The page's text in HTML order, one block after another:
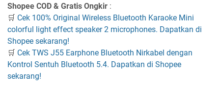
Shopee COD & Gratis Ongkir :
🛒 Cek 100% Original Wireless Bluetooth Karaoke Mini
colorful light effect speaker 2 microphones. Dapatkan di
Shopee sekarang!
🛒 Cek TWS J55 Earphone Bluetooth Nirkabel dengan
Kontrol Sentuh Bluetooth 5.4. Dapatkan di Shopee
sekarang!